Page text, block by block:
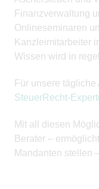
Finanzverwaltung
Onlineseminaren
Kanzleimitarbeiter
Wissen wird in
Für unsere
SteuerRecht-
Mit all diesen
Berater –
Mandanten stellen